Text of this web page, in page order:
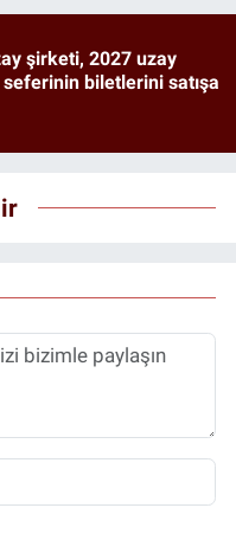
şirketi, 2027 uzay
biletlerini satışa